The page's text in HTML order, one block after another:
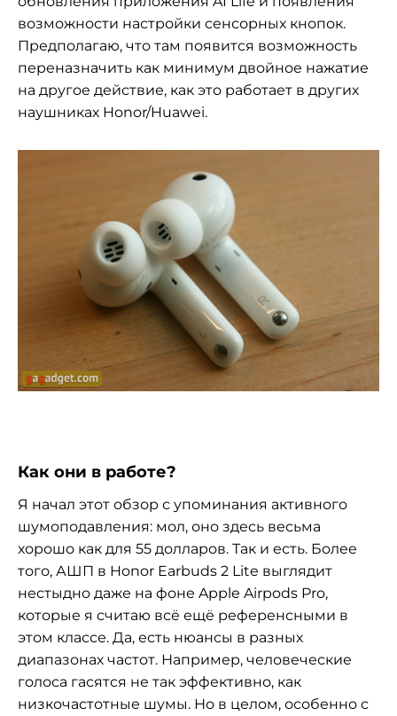
возможности настройки сенсорных кнопок.
Предполагаю, что там появится возможность
переназначить как минимум двойное нажатие
на другое действие, как это работает в других
наушниках Honor/Huawei.
Как они в работе?
Я начал этот обзор с упоминания активного
шумоподавления: мол, оно здесь весьма
хорошо как для 55 долларов. Так и есть. Более
того, АШП в Honor Earbuds 2 Lite выглядит
нестыдно даже на фоне Apple Airpods Pro,
которые я считаю всё ещё референсными в
этом классе. Да, есть нюансы в разных
диапазонах частот. Например, человеческие
голоса гасятся не так эффективно, как
низкочастотные шумы. Но в целом, особенно с